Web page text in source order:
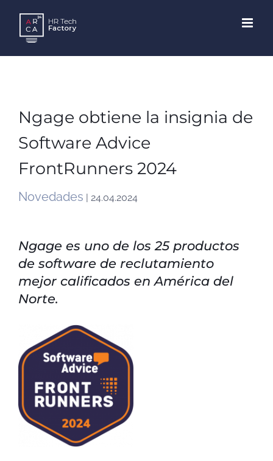
content
Ngage obtiene la insignia de
Software Advice
FrontRunners 2024
Novedades | 24.04.2024
Ngage es uno de los 25 productos
de software de reclutamiento
mejor calificados en América del
Norte.